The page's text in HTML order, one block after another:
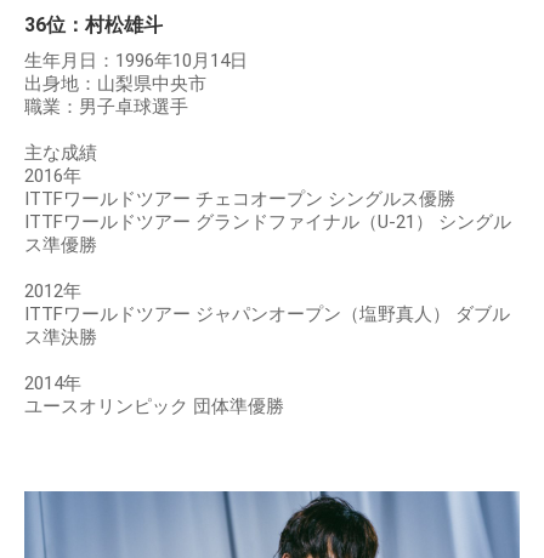
36位：村松雄斗
生年月日：1996年10月14日
出身地：山梨県中央市
職業：男子卓球選手
主な成績
2016年
ITTFワールドツアー チェコオープン シングルス優勝
ITTFワールドツアー グランドファイナル（U-21） シングル
ス準優勝
2012年
ITTFワールドツアー ジャパンオープン（塩野真人） ダブル
ス準決勝
2014年
ユースオリンピック 団体準優勝